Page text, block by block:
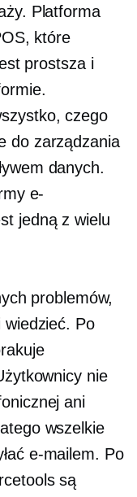
Platforma
które
prostsza i
czego
do zarządzania
danych.
e-
jedną z wielu
problemów,
wiedzieć. Po
nie
ani
wszelkie
e-mailem. Po
są